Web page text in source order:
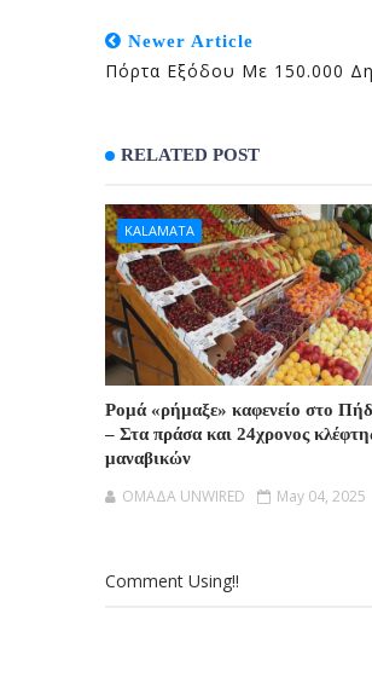
Newer Article
Πόρτα Εξόδου Με 150.000
RELATED POST
KALAMATA
Ρομά «ρήμαξε» καφενείο στο
– Στα πράσα και 24χρονος
μαναβικών
OMAΔΑ UNWIRED May 04, 2025
Comment Using!!